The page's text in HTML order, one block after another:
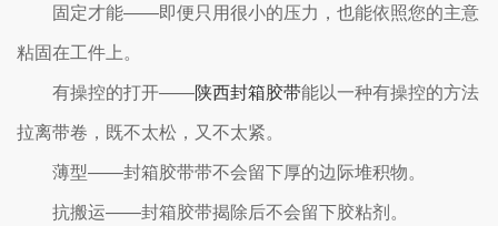
固定才能——即便只用很小的压力，也能依照您的主意
粘固在工件上。
有操控的打开——陕西封箱胶带能以一种有操控的方法
拉离带卷，既不太松，又不太紧。
薄型——封箱胶带带不会留下厚的边际堆积物。
抗搬运——封箱胶带揭除后不会留下胶粘剂。